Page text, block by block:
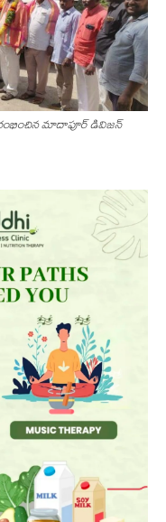
మాదాపూర్ డివిజన్